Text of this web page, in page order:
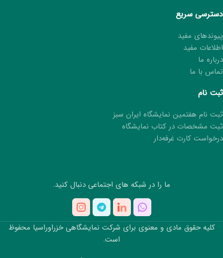
دسترسی سریع
پیوندهای مفید
اطلاعات مفید
درباره ما
تماس با ما
ثبت نام
ثبت نام هفتمین نمایشگاه ایران سبز
ثبت مشخصات در کتاب نمایشگاه
درخواست کارت غرفه‌دار
ما را در شبکه های اجتماعی دنبال کنید.
کلیه حقوق مادی و معنوی برای شرکت نمایشگاهی خزراوراسیا محفوظ
است.